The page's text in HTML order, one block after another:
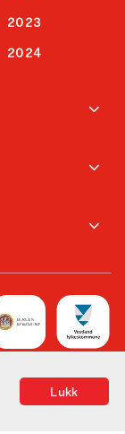
2023
2024
Lukk